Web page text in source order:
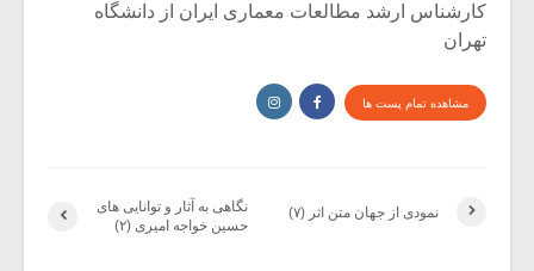
کارشناس ارشد مطالعات معماری ایران از دانشگاه
تهران
مشاهده تمام پست ها
نگاهی به آثار و توانایی های
حسین خواجه امیری (۲)
نمودی از جهان متن اثر (۷)